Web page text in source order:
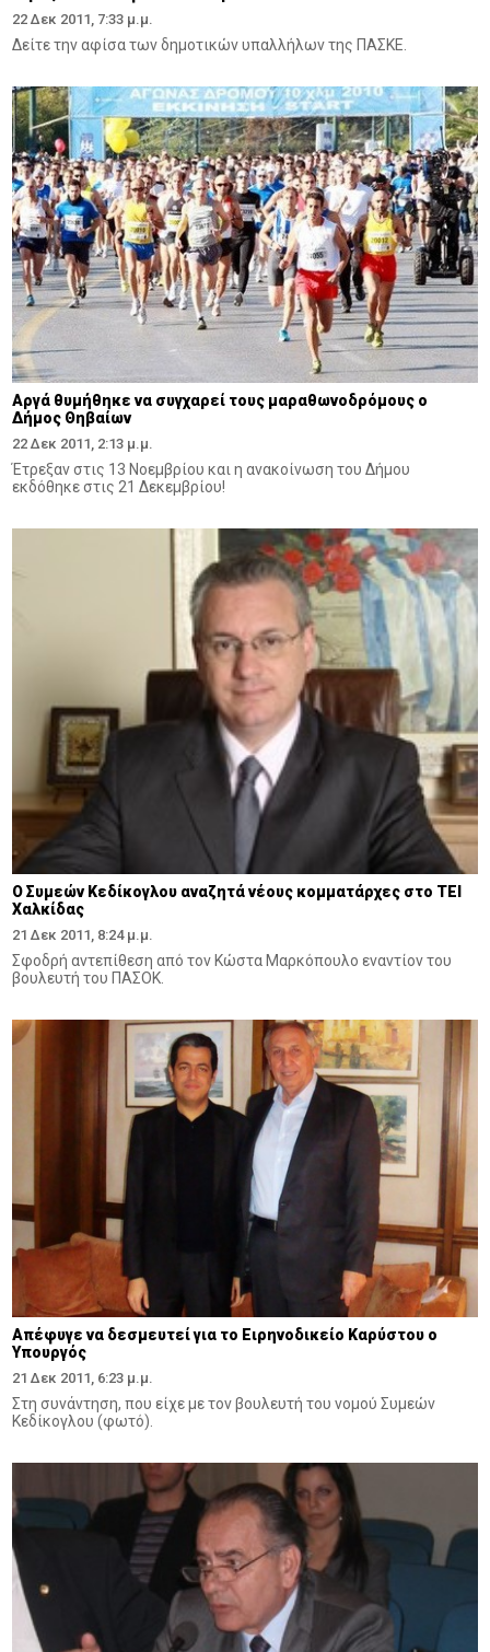
22 Δεκ 2011, 7:33 μ.μ.
Δείτε την αφίσα των δημοτικών υπαλλήλων της ΠAΣKE.
Αργά θυμήθηκε να συγχαρεί τους μαραθωνοδρόμους ο
Δήμος Θηβαίων
22 Δεκ 2011, 2:13 μ.μ.
Έτρεξαν στις 13 Νοεμβρίου και η ανακοίνωση του Δήμου
εκδόθηκε στις 21 Δεκεμβρίου!
Ο Συμεών Κεδίκογλου αναζητά νέους κομματάρχες στο ΤΕΙ
Χαλκίδας
21 Δεκ 2011, 8:24 μ.μ.
Σφοδρή αντεπίθεση από τον Κώστα Μαρκόπουλο εναντίον του
βουλευτή του ΠΑΣΟΚ.
Απέφυγε να δεσμευτεί για το Ειρηνοδικείο Καρύστου ο
Υπουργός
21 Δεκ 2011, 6:23 μ.μ.
Στη συνάντηση, που είχε με τον βουλευτή του νομού Συμεών
Κεδίκογλου (φωτό).